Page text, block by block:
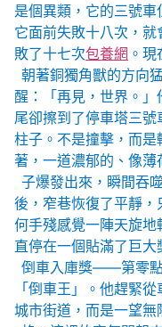
是個異類，它的三號
它面前失敗十八次，
敗了十七次包養網 。
朝著銅獨角獸的方向
醒：「再見，世界。
尾卻擦到了停車塔三
柱子。不是撞擊，而
著，一道濃郁的、像
子爆發出來，瞬間吞
後，窄巷恢復了平靜，
何手殘感覺一陣天旋
直停在一個貼滿了巨
倒車入庫獎——第零點
「倒車王」。他趕緊
城市街道，而是一望